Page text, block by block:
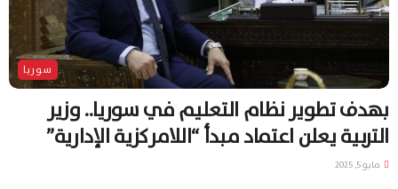
سوريا
بهدف تطوير نظام التعليم في سوريا.. وزير
التربية يعلن اعتماد مبدأ “اللامركزية الإدارية”
مايو 5, 2025